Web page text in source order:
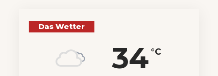
Das Wetter
34 °C